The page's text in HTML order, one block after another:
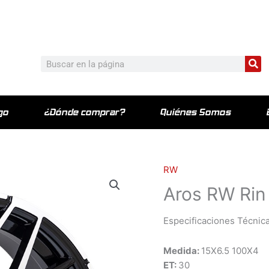
Buscar
¿Dónde comprar? Quiénes Somos
RW
Aros RW
Especificaciones
Medida: 15X6.5 100X4
ET: 30